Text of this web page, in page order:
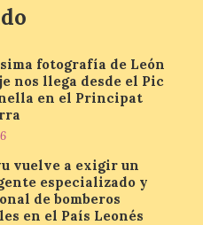
fotografía de León
nos llega desde el Pic
en el Principat
vuelve a exigir un
especializado y
de bomberos
en el País Leonés